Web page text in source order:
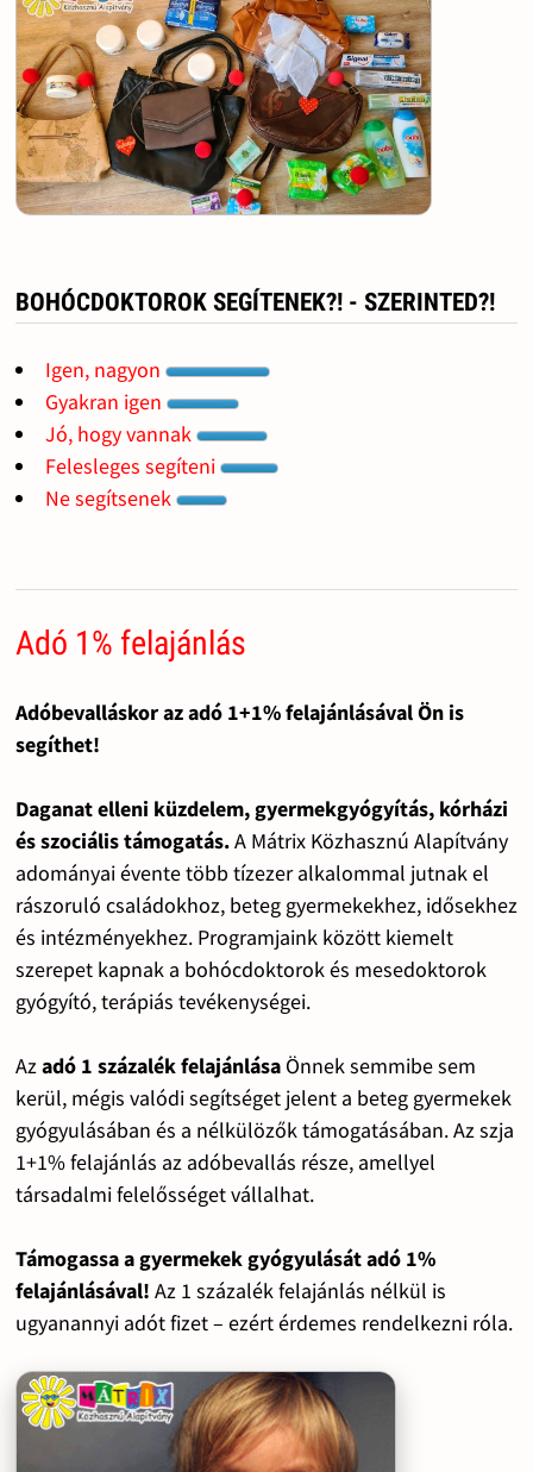
BOHÓCDOKTOROK SEGÍTENEK?! - SZERINTED?!
Igen, nagyon
Gyakran igen
Jó, hogy vannak
Felesleges segíteni
Ne segítsenek
Adó 1% felajánlás
Adóbevalláskor az adó 1+1% felajánlásával Ön is
segíthet!
Daganat elleni küzdelem, gyermekgyógyítás, kórházi
és szociális támogatás.A Mátrix Közhasznú Alapítvány
adományai évente több tízezer alkalommal jutnak el
rászoruló családokhoz, beteg gyermekekhez, idősekhez
és intézményekhez. Programjaink között kiemelt
szerepet kapnak a bohócdoktorok és mesedoktorok
gyógyító, terápiás tevékenységei.
Azadó 1 százalék felajánlásaÖnnek semmibe sem
kerül, mégis valódi segítséget jelent a beteg gyermekek
gyógyulásában és a nélkülözők támogatásában. Az szja
1+1% felajánlás az adóbevallás része, amellyel
társadalmi felelősséget vállalhat.
Támogassa a gyermekek gyógyulását adó 1%
felajánlásával! Az 1 százalék felajánlás nélkül is
ugyanannyi adót fizet – ezért érdemes rendelkezni róla.